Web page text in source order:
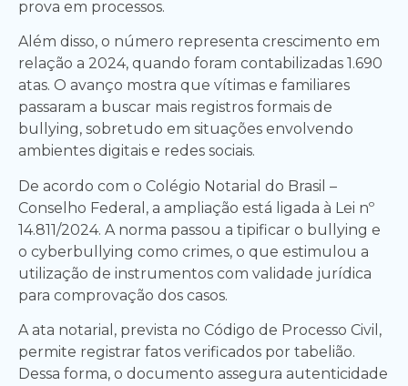
prova em processos.
Além disso, o número representa crescimento em
relação a 2024, quando foram contabilizadas 1.690
atas. O avanço mostra que vítimas e familiares
passaram a buscar mais registros formais de
bullying, sobretudo em situações envolvendo
ambientes digitais e redes sociais.
De acordo com o Colégio Notarial do Brasil –
Conselho Federal, a ampliação está ligada à Lei nº
14.811/2024. A norma passou a tipificar o bullying e
o cyberbullying como crimes, o que estimulou a
utilização de instrumentos com validade jurídica
para comprovação dos casos.
A ata notarial, prevista no Código de Processo Civil,
permite registrar fatos verificados por tabelião.
Dessa forma, o documento assegura autenticidade